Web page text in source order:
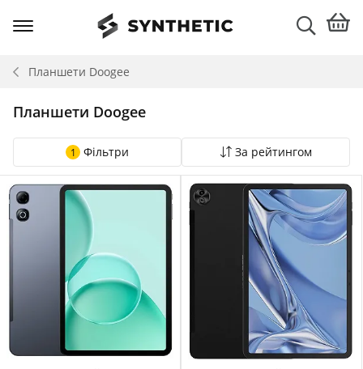
Планшети Doogee
Планшети Doogee
1 Фільтри За рейтингом